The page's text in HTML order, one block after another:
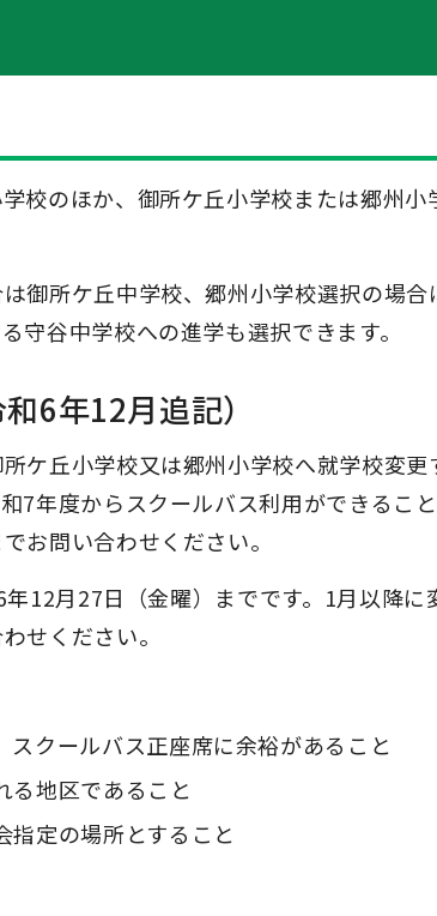
校のほか、御所ケ丘小学校または郷州小
御所ケ丘中学校、郷州小学校選択の場合
守谷中学校への進学も選択できます。
6年12月追記）
ケ丘小学校又は郷州小学校へ就学校変更
7年度からスクールバス利用ができるこ
お問い合わせください。
12月27日（金曜）までです。1月以降に
せください。
クールバス正座席に余裕があること
る地区であること
定の場所とすること